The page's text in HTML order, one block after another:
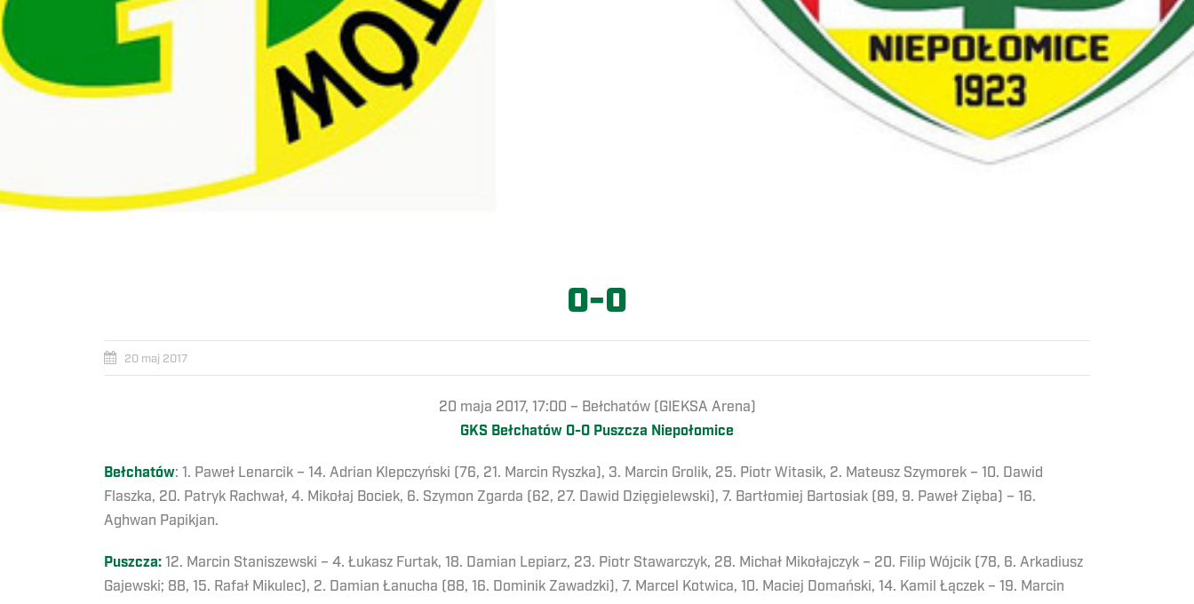
0-0
20 maj 2017
20 maja 2017, 17:00 – Bełchatów (GIEKSA Arena)
GKS Bełchatów 0-0 Puszcza Niepołomice
Bełchatów: 1. Paweł Lenarcik – 14. Adrian Klepczyński (76, 21. Marcin Ryszka), 3. Marcin Grolik, 25. Piotr Witasik, 2. Mateusz Szymorek – 10. Dawid
Flaszka, 20. Patryk Rachwał, 4. Mikołaj Bociek, 6. Szymon Zgarda (62, 27. Dawid Dzięgielewski), 7. Bartłomiej Bartosiak (89, 9. Paweł Zięba) – 16.
Aghwan Papikjan.
Puszcza: 12. Marcin Staniszewski – 4. Łukasz Furtak, 18. Damian Lepiarz, 23. Piotr Stawarczyk, 28. Michał Mikołajczyk – 20. Filip Wójcik (78, 6. Arkadiusz
Gajewski; 88, 15. Rafał Mikulec), 2. Damian Łanucha (88, 16. Dominik Zawadzki), 7. Marcel Kotwica, 10. Maciej Domański, 14. Kamil Łączek – 19. Marcin